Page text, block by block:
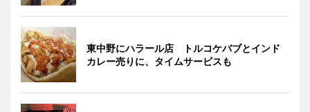
東中野にハラール店 トルコケバブとインド
カレー売りに、タイムサービスも